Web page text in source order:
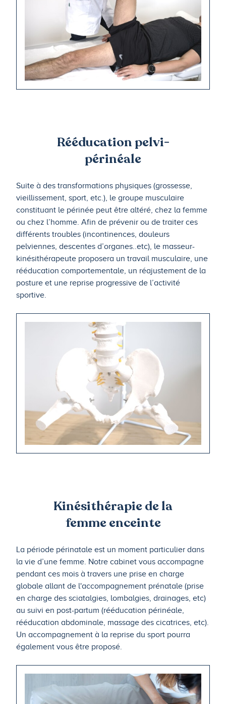
Rééducation pelvi-
périnéale
Suite à des transformations physiques (grossesse,
vieillissement, sport, etc.), le groupe musculaire
constituant le périnée peut être altéré, chez la femme
ou chez l’homme. Afin de prévenir ou de traiter ces
différents troubles (incontinences, douleurs
pelviennes, descentes d’organes..etc), le masseur-
kinésithérapeute proposera un travail musculaire, une
rééducation comportementale, un réajustement de la
posture et une reprise progressive de l’activité
sportive.
Kinésithérapie de la
femme enceinte
La période périnatale est un moment particulier dans
la vie d’une femme. Notre cabinet vous accompagne
pendant ces mois à travers une prise en charge
globale allant de l'accompagnement prénatale (prise
en charge des sciatalgies, lombalgies, drainages, etc)
au suivi en post-partum (rééducation périnéale,
rééducation abdominale, massage des cicatrices, etc).
Un accompagnement à la reprise du sport pourra
également vous être proposé.